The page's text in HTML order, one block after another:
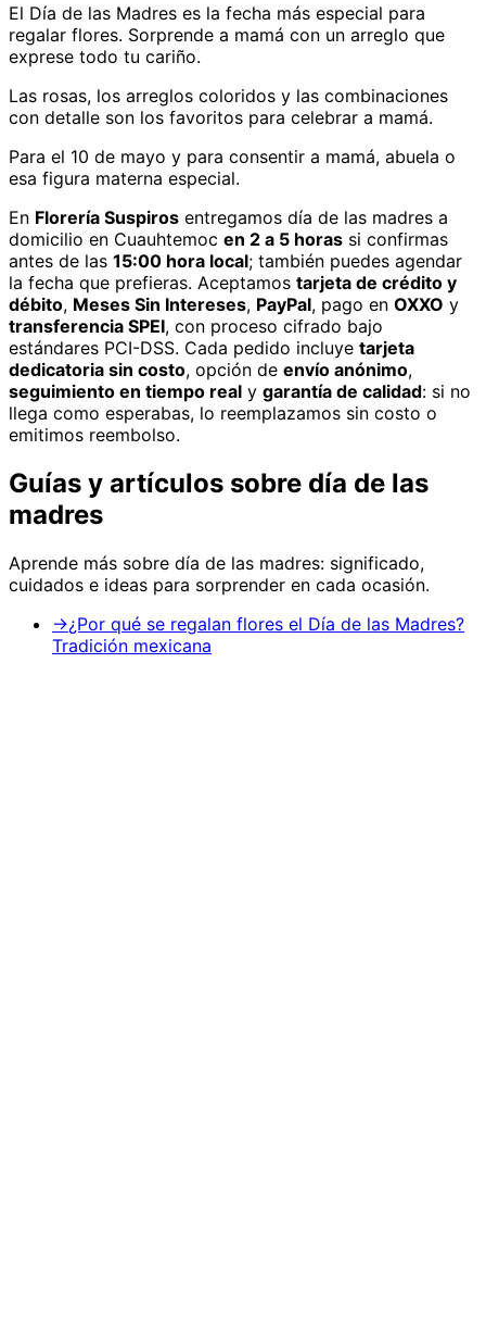
El Día de las Madres es la fecha más especial para
regalar flores. Sorprende a mamá con un arreglo que
exprese todo tu cariño.
Las rosas, los arreglos coloridos y las combinaciones
con detalle son los favoritos para celebrar a mamá.
Para el 10 de mayo y para consentir a mamá, abuela o
esa figura materna especial.
En Florería Suspiros entregamos día de las madres a
domicilio en Cuauhtemoc en 2 a 5 horas si confirmas
antes de las 15:00 hora local; también puedes agendar
la fecha que prefieras. Aceptamos tarjeta de crédito y
débito, Meses Sin Intereses, PayPal, pago en OXXO y
transferencia SPEI, con proceso cifrado bajo
estándares PCI-DSS. Cada pedido incluye tarjeta
dedicatoria sin costo, opción de envío anónimo,
seguimiento en tiempo real y garantía de calidad: si no
llega como esperabas, lo reemplazamos sin costo o
emitimos reembolso.
Guías y artículos sobre día de las
madres
Aprende más sobre día de las madres: significado,
cuidados e ideas para sorprender en cada ocasión.
→¿Por qué se regalan flores el Día de las Madres?
Tradición mexicana